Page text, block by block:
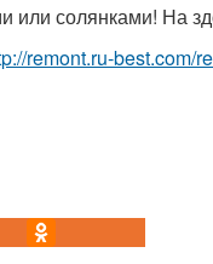
солянками! На
remont.ru-best.com/